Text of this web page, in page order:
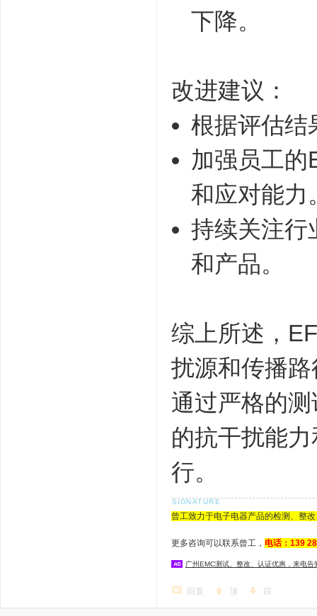
下降。
改进建议：
根据评估结
加强员工的
和应对能力
持续关注行
和产品。
综上所述，
扰源和传播
通过严格的
的抗干扰能
行。
曾工致力于电子电器产品的检测、整
更多咨询可以联系曾工， 电话：139
广州EMC测试、整改、认证优惠，来电
回复 顶 踩